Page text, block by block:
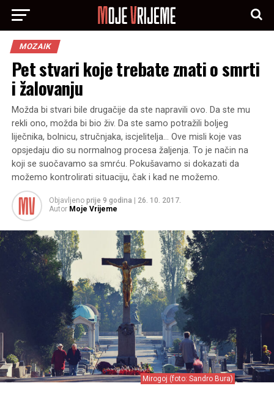
MOZAIK
Pet stvari koje trebate znati o smrti
i žalovanju
Možda bi stvari bile drugačije da ste napravili ovo. Da ste mu
rekli ono, možda bi bio živ. Da ste samo potražili boljeg
liječnika, bolnicu, stručnjaka, iscjelitelja… Ove misli koje vas
opsjedaju dio su normalnog procesa žaljenja. To je način na
koji se suočavamo sa smrću. Pokušavamo si dokazati da
možemo kontrolirati situaciju, čak i kad ne možemo.
Objavljeno prije 9 godina
26. 10. 2017.
Autor Moje Vrijeme
Mirogoj (foto: Sandro Bura)